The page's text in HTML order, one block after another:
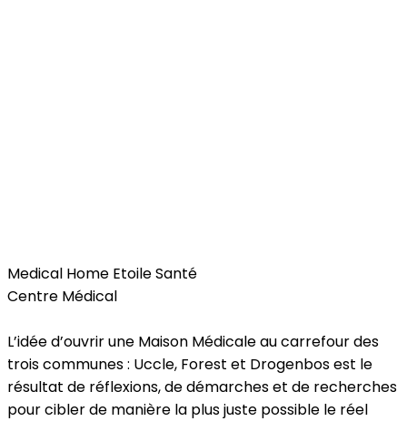
Medical Home Etoile Santé
Centre Médical
L’idée d’ouvrir une Maison Médicale au carrefour des
trois communes : Uccle, Forest et Drogenbos est le
résultat de réflexions, de démarches et de recherches
pour cibler de manière la plus juste possible le réel